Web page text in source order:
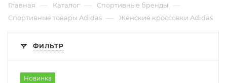
Главная — Каталог — Спортивные бренды —
Спортивные товары Adidas — Женские кроссовки Adidas
ФИЛЬТР
Новинка